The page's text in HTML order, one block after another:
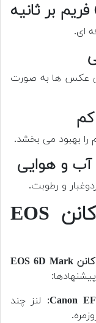
ای.
عکس ها به صورت
و رطوبت.
لنز پیشنهادی برای کانن EOS
کانن EOS 6D Mark
: لنز چند